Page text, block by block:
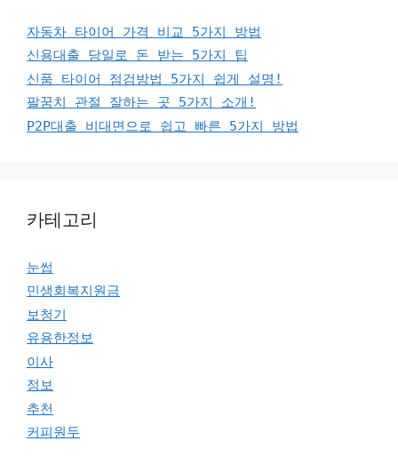
자동차 타이어 가격 비교 5가지 방법
신용대출 당일로 돈 받는 5가지 팁
신품 타이어 점검방법 5가지 쉽게 설명!
팔꿈치 관절 잘하는 곳 5가지 소개!
P2P대출 비대면으로 쉽고 빠른 5가지 방법
카테고리
눈썹
민생회복지원금
보청기
유용한정보
이사
정보
추천
커피원두